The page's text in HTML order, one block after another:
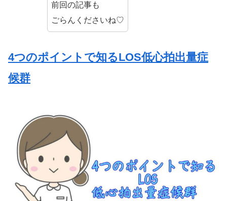
前回の記事も
ごらんくださいね♡
4つのポイントで知るLOS低心拍出量症
候群